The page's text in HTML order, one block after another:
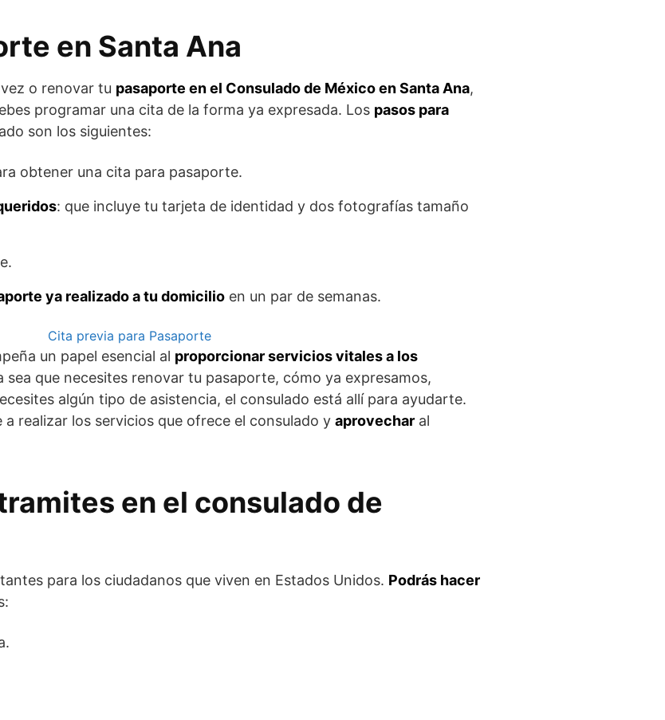
en Santa Ana
o renovar tu pasaporte en el Consulado de México en Santa Ana,
programar una cita de la forma ya expresada. Los pasos para
son los siguientes:
obtener una cita para pasaporte.
: que incluye tu tarjeta de identidad y dos fotografías tamaño
ya realizado a tu domicilio en un par de semanas.
Cita previa para Pasaporte
un papel esencial al proporcionar servicios vitales a los
sea que necesites renovar tu pasaporte, cómo ya expresamos,
algún tipo de asistencia, el consulado está allí para ayudarte.
a realizar los servicios que ofrece el consulado y aprovechar al
en el consulado de
para los ciudadanos que viven en Estados Unidos. Podrás hacer